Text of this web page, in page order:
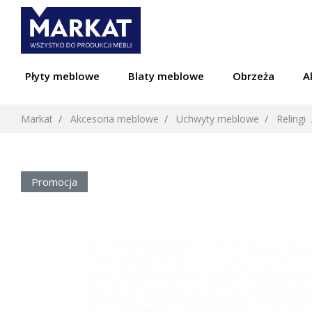
Płyty meblowe Blaty meblowe Obrzeża
Markat Akcesoria meblowe Uchwyty meblowe Relingi
Promocja